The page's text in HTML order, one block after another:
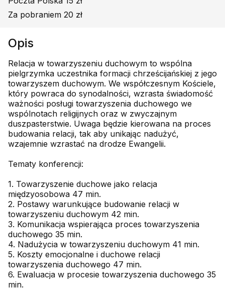
Za pobraniem 20 zł
Opis
Relacja w towarzyszeniu duchowym to wspólna
pielgrzymka uczestnika formacji chrześcijańskiej z jego
towarzyszem duchowym. We współczesnym Kościele,
który powraca do synodalności, wzrasta świadomość
ważności posługi towarzyszenia duchowego we
wspólnotach religijnych oraz w zwyczajnym
duszpasterstwie. Uwaga będzie kierowana na proces
budowania relacji, tak aby unikając nadużyć,
wzajemnie wzrastać na drodze Ewangelii.
Tematy konferencji:
1. Towarzyszenie duchowe jako relacja
międzyosobowa 47 min.
2. Postawy warunkujące budowanie relacji w
towarzyszeniu duchowym 42 min.
3. Komunikacja wspierająca proces towarzyszenia
duchowego 35 min.
4. Nadużycia w towarzyszeniu duchowym 41 min.
5. Koszty emocjonalne i duchowe relacji
towarzyszenia duchowego 47 min.
6. Ewaluacja w procesie towarzyszenia duchowego 35
min.